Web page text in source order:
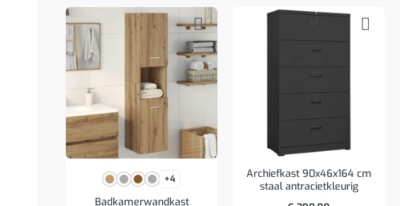
+4
Badkamerwandkast
Archiefkast 90x46x164 cm
staal antracietkleurig